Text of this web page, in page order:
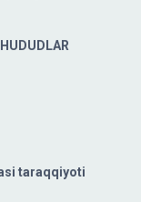
taraqqiyoti